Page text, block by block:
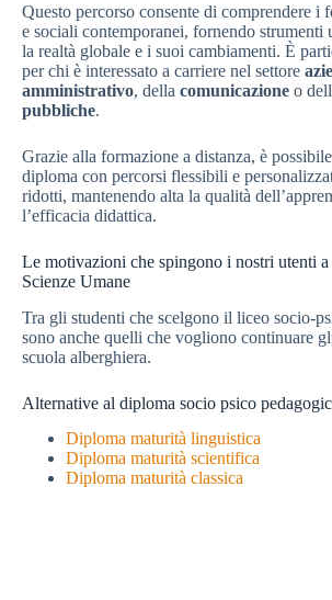
Questo percorso consente di comprendere i
e sociali contemporanei, fornendo strumenti
la realtà globale e i suoi cambiamenti. È
per chi è interessato a carriere nel settore
amministrativo, della comunicazione o
pubbliche.
Grazie alla formazione a distanza, è
diploma con percorsi flessibili e
ridotti, mantenendo alta la qualità
l’efficacia didattica.
Le motivazioni che spingono i nostri utenti
Scienze Umane
Tra gli studenti che scelgono il liceo socio-
sono anche quelli che vogliono continuare
scuola alberghiera.
Alternative al diploma socio psico
Diploma maturità linguistica
Diploma maturità scientifica
Diploma maturità classica